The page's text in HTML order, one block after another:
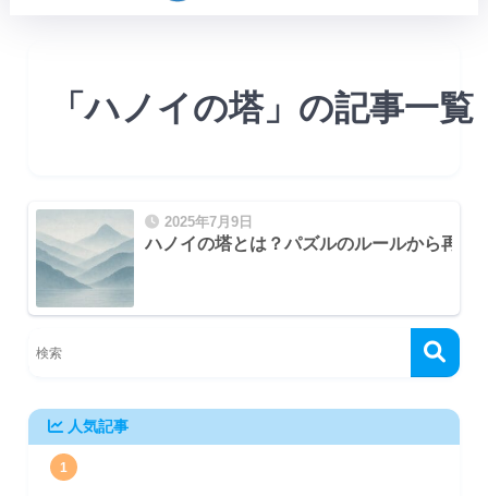
「ハノイの塔」の記事一覧
2025年7月9日
ハノイの塔とは？パズルのルールから再帰
人気記事
1